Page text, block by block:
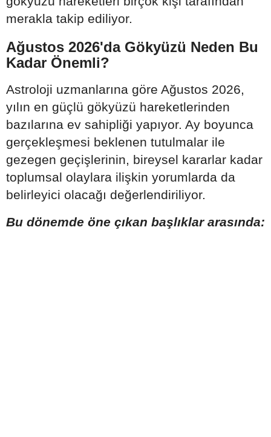
merakla takip ediliyor.
Ağustos 2026'da Gökyüzü Neden Bu
Kadar Önemli?
Astroloji uzmanlarına göre Ağustos 2026,
yılın en güçlü gökyüzü hareketlerinden
bazılarına ev sahipliği yapıyor. Ay boyunca
gerçekleşmesi beklenen tutulmalar ile
gezegen geçişlerinin, bireysel kararlar kadar
toplumsal olaylara ilişkin yorumlarda da
belirleyici olacağı değerlendiriliyor.
Bu dönemde öne çıkan başlıklar arasında: